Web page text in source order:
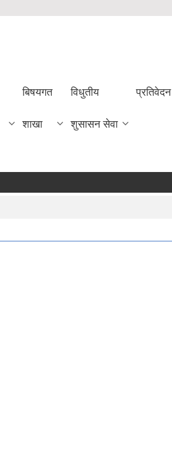
बिषयगत
शाखा
विधुतीय
शुसासन सेवा
प्रतिवेदन